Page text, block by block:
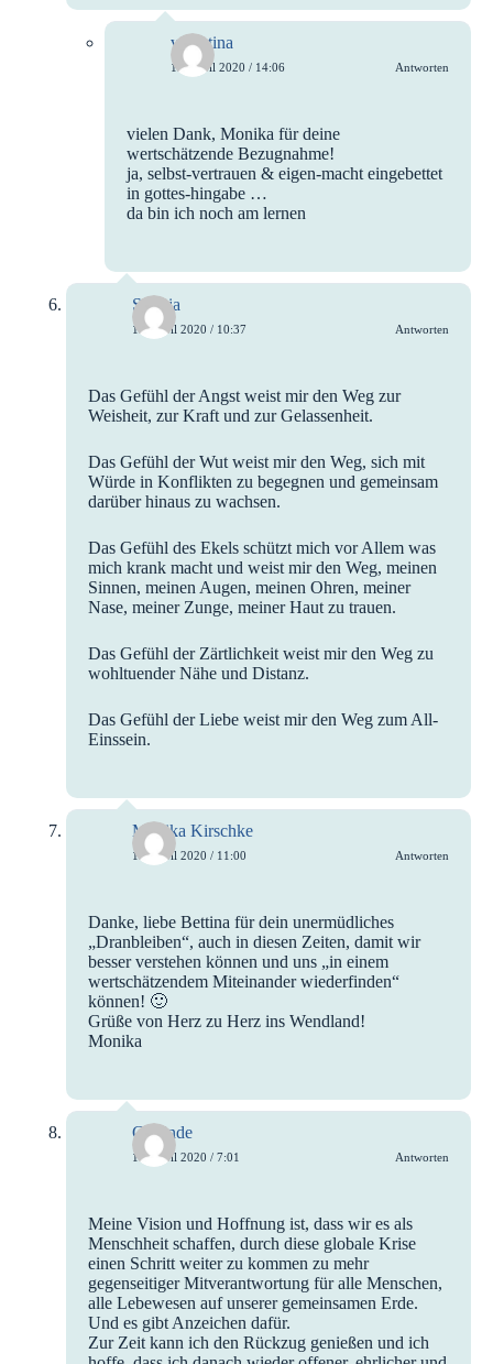
valentina
15. April 2020 / 14:06 Antworten
vielen Dank, Monika für deine
wertschätzende Bezugnahme!
ja, selbst-vertrauen & eigen-macht eingebettet
in gottes-hingabe …
da bin ich noch am lernen
Sophia
15. April 2020 / 10:37 Antworten
Das Gefühl der Angst weist mir den Weg zur
Weisheit, zur Kraft und zur Gelassenheit.
Das Gefühl der Wut weist mir den Weg, sich mit
Würde in Konflikten zu begegnen und gemeinsam
darüber hinaus zu wachsen.
Das Gefühl des Ekels schützt mich vor Allem was
mich krank macht und weist mir den Weg, meinen
Sinnen, meinen Augen, meinen Ohren, meiner
Nase, meiner Zunge, meiner Haut zu trauen.
Das Gefühl der Zärtlichkeit weist mir den Weg zu
wohltuender Nähe und Distanz.
Das Gefühl der Liebe weist mir den Weg zum All-
Einssein.
Monika Kirschke
15. April 2020 / 11:00 Antworten
Danke, liebe Bettina für dein unermüdliches
„Dranbleiben“, auch in diesen Zeiten, damit wir
besser verstehen können und uns „in einem
wertschätzendem Miteinander wiederfinden“
können! 🙂
Grüße von Herz zu Herz ins Wendland!
Monika
Gerlinde
16. April 2020 / 7:01 Antworten
Meine Vision und Hoffnung ist, dass wir es als
Menschheit schaffen, durch diese globale Krise
einen Schritt weiter zu kommen zu mehr
gegenseitiger Mitverantwortung für alle Menschen,
alle Lebewesen auf unserer gemeinsamen Erde.
Und es gibt Anzeichen dafür.
Zur Zeit kann ich den Rückzug genießen und ich